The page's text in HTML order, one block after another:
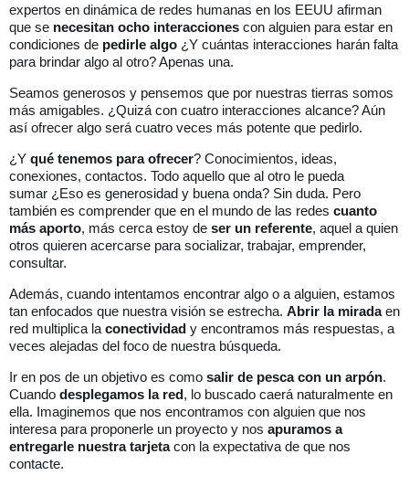
expertos en dinámica de redes humanas en los EEUU afirman
que se necesitan ocho interacciones con alguien para estar en
condiciones de pedirle algo ¿Y cuántas interacciones harán falta
para brindar algo al otro? Apenas una.
Seamos generosos y pensemos que por nuestras tierras somos
más amigables. ¿Quizá con cuatro interacciones alcance? Aún
así ofrecer algo será cuatro veces más potente que pedirlo.
¿Y qué tenemos para ofrecer? Conocimientos, ideas,
conexiones, contactos. Todo aquello que al otro le pueda
sumar ¿Eso es generosidad y buena onda? Sin duda. Pero
también es comprender que en el mundo de las redes cuanto
más aporto, más cerca estoy de ser un referente, aquel a quien
otros quieren acercarse para socializar, trabajar, emprender,
consultar.
Además, cuando intentamos encontrar algo o a alguien, estamos
tan enfocados que nuestra visión se estrecha. Abrir la miradaen
red multiplica la conectividad y encontramos más respuestas, a
veces alejadas del foco de nuestra búsqueda.
Ir en pos de un objetivo es como salir de pesca con un arpón.
Cuando desplegamos la red, lo buscado caerá naturalmente en
ella. Imaginemos que nos encontramos con alguien que nos
interesa para proponerle un proyecto y nos apuramos a
entregarle nuestra tarjetacon la expectativa de que nos
contacte.